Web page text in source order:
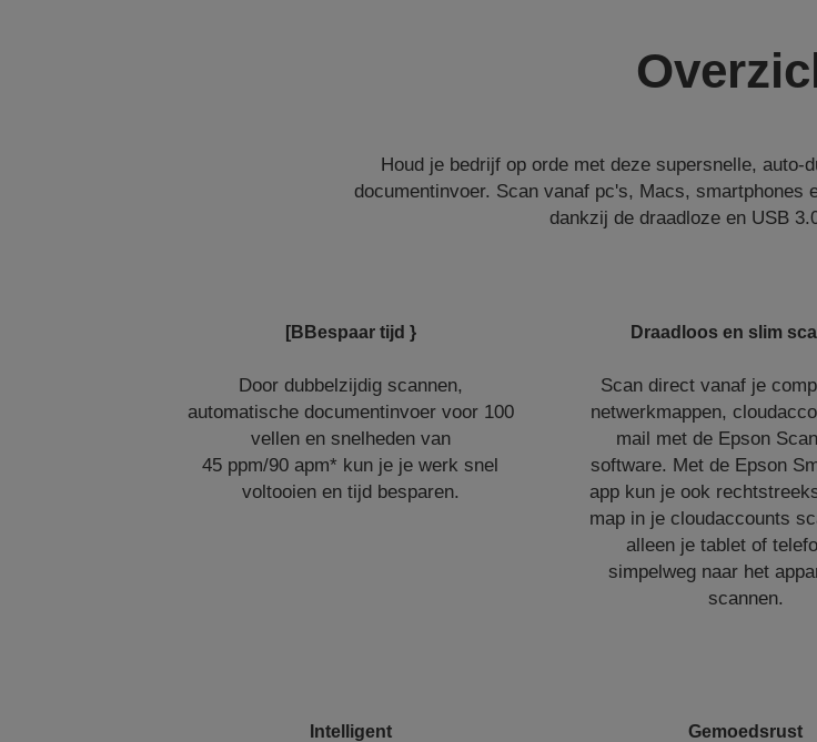
Houd je bedrijf op orde met deze supersnelle, auto-
documentinvoer. Scan vanaf pc's, Macs, smartphones
dankzij de draadloze en USB
[BBespaar tijd }
Door dubbelzijdig scannen,
automatische documentinvoer voor 100
vellen en snelheden van
45 ppm/90 apm* kun je je werk snel
voltooien en tijd besparen.
Draadloos en slim
Scan direct vanaf je
netwerkmappen,
mail met de Epson
software. Met de Epson
app kun je ook
map in je cloudaccounts
alleen je tablet of
simpelweg naar het
scannen.
Intelligent Gemoedsrust